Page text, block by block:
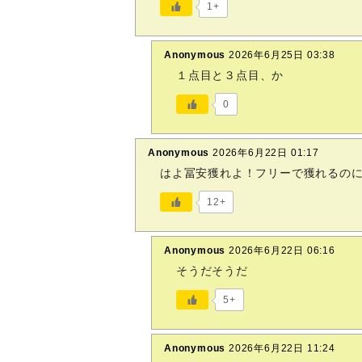
1+
Anonymous 2026年6月25日 03:38
１点目と３点目、か
0
Anonymous 2026年6月22日 01:17
はよ冨安獲れよ！フリーで獲れるの
12+
Anonymous 2026年6月22日 06:16
そうだそうだ
5+
Anonymous 2026年6月22日 11:24